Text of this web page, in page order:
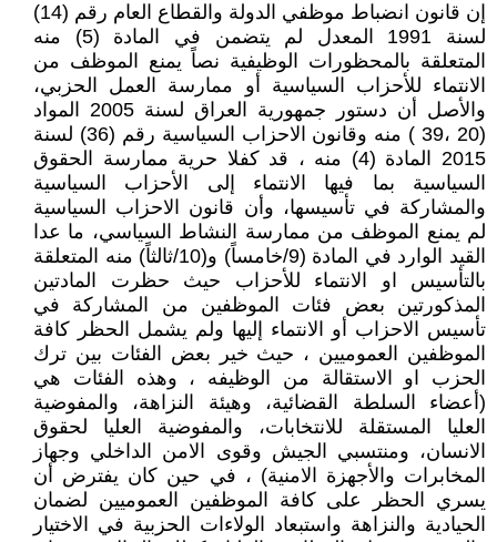
إن قانون انضباط موظفي الدولة والقطاع العام رقم (14)
لسنة 1991 المعدل لم يتضمن في المادة (5) منه
المتعلقة بالمحظورات الوظيفية نصاً يمنع الموظف من
الانتماء للأحزاب السياسية أو ممارسة العمل الحزبي،
والأصل أن دستور جمهورية العراق لسنة 2005 المواد
(20 ،39 ) منه وقانون الاحزاب السياسية رقم (36) لسنة
2015 المادة (4) منه ، قد كفلا حرية ممارسة الحقوق
السياسية بما فيها الانتماء إلى الأحزاب السياسية
والمشاركة في تأسيسها، وأن قانون الاحزاب السياسية
لم يمنع الموظف من ممارسة النشاط السياسي، ما عدا
القيد الوارد في المادة (9/خامساً) و(10/ثالثاً) منه المتعلقة
بالتأسيس او الانتماء للأحزاب حيث حظرت المادتين
المذكورتين بعض فئات الموظفين من المشاركة في
تأسيس الاحزاب أو الانتماء إليها ولم يشمل الحظر كافة
الموظفين العموميين ، حيث خير بعض الفئات بين ترك
الحزب او الاستقالة من الوظيفه ، وهذه الفئات هي
(أعضاء السلطة القضائية، وهيئة النزاهة، والمفوضية
العليا المستقلة للانتخابات، والمفوضية العليا لحقوق
الانسان، ومنتسبي الجيش وقوى الامن الداخلي وجهاز
المخابرات والأجهزة الامنية) ، في حين كان يفترض أن
يسري الحظر على كافة الموظفين العموميين لضمان
الحيادية والنزاهة واستبعاد الولاءات الحزبية في الاختيار